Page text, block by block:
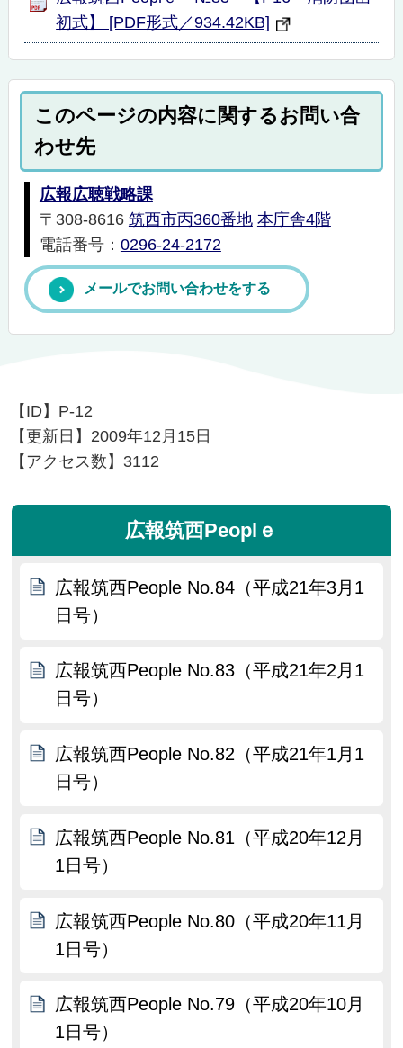
初式】 [PDF形式／934.42KB]
このページの内容に関するお問い合
わせ先
広報広聴戦略課
〒308-8616 筑西市丙360番地 本庁舎4階
電話番号： 0296-24-2172
メールでお問い合わせをする
【ID】 P-12
【更新日】 2009年12月15日
【アクセス数】 3112
広報筑西Peoplｅ
広報筑西People No.84（平成21年3月1
日号）
広報筑西People No.83（平成21年2月1
日号）
広報筑西People No.82（平成21年1月1
日号）
広報筑西People No.81（平成20年12月
1日号）
広報筑西People No.80（平成20年11月
1日号）
広報筑西People No.79（平成20年10月
1日号）